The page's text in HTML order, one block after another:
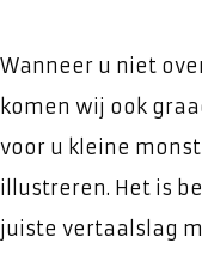
Wanneer u niet
komen wij ook
voor u kleine
illustreren. Het is
juiste vertaalslag